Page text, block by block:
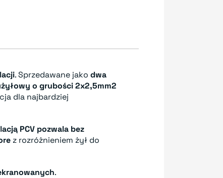
. Sprzedawane jako dwa
o grubości 2x2,5mm2
dla najbardziej
PCV pozwala bez
z rozróżnieniem żył do
.